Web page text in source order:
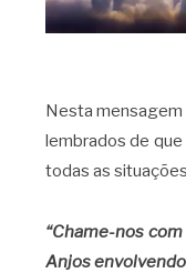
Nesta mensagem
lembrados de
todas as
“Chame-nos
Anjos